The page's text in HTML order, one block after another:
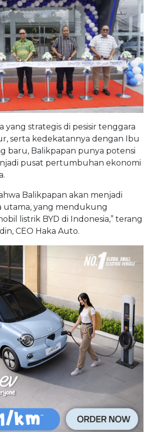
yang strategis di pesisir tenggara
serta kedekatannya dengan Ibu
baru, Balikpapan punya potensi
pusat pertumbuhan ekonomi
Balikpapan akan menjadi
utama, yang mendukung
listrik BYD di Indonesia,” terang
CEO Haka Auto.